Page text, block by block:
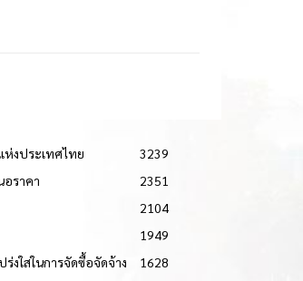
ห่งประเทศไทย
3239
อราคา
2351
2104
1949
ร่งใสในการจัดซื้อจัดจ้าง
1628